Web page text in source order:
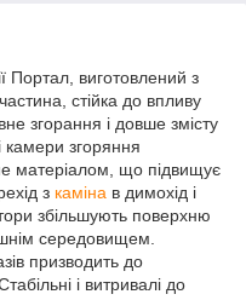
Портал, виготовлений з
стійка до впливу
згорання і довше змісту
згоряння
матеріалом, що підвищує
з каміна в димохід і
збільшують поверхню
середовищем.
призводить до
і витривалі до